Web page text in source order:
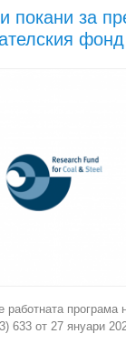
покани за
работната
633 от 27 януари